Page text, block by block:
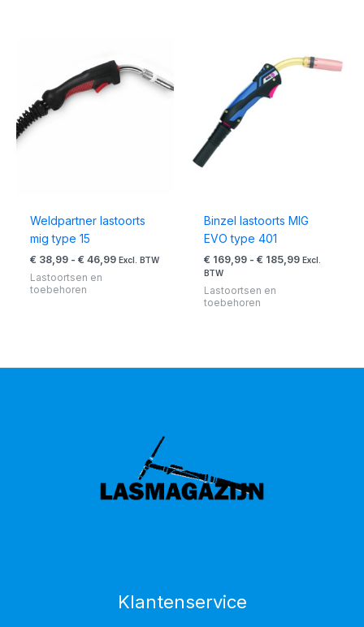
Weldpartner lastoorts
mig type 15
€ 38,99 - € 46,99
tot
€ 46,99
Excl. BTW
Lastoortsen en
toebehoren
Binzel lastoorts MIG
EVO type 401
€ 169,99 - € 185,99
€ 169,99
tot
Excl.
BTW
Lastoortsen en
toebehoren
Klantenservice